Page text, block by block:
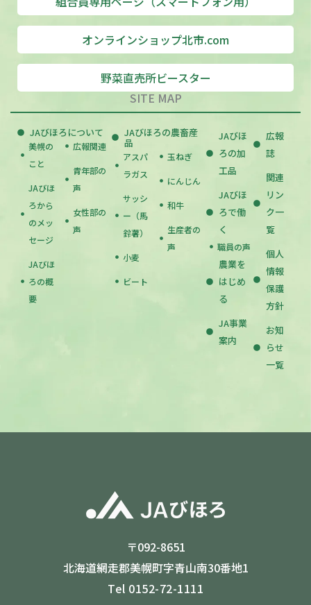
オンラインショップ北市.com
野菜直売所ビースター
SITE MAP
JAびほろについて
美幌の
こと
JAびほ
ろから
のメッ
セージ
JAびほ
ろの概
要
広報関連
青年部の
声
女性部の
声
JAびほろの農畜産
品
アスパ
ラガス
サッシ
ー（馬
鈴薯）
小麦
ビート
玉ねぎ
にんじん
和牛
生産者の
声
JAびほ
ろの加
工品
JAびほ
ろで働
く
職員の声
農業を
はじめ
る
JA事業
案内
広報
誌
関連
リン
ク一
覧
個人
情報
保護
方針
お知
らせ
一覧
〒092-8651
北海道網走郡美幌町字青山南30番地1
Tel 0152-72-1111